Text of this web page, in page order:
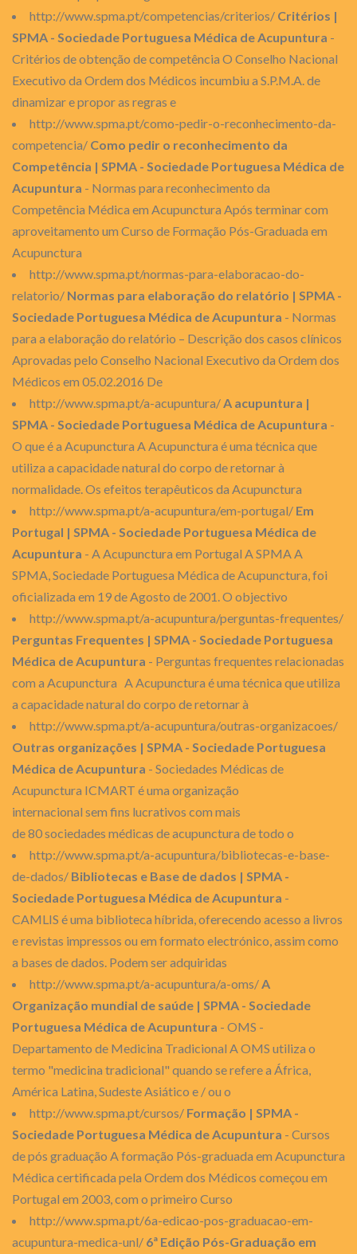
http://www.spma.pt/competencias/criterios/ Critérios |
SPMA - Sociedade Portuguesa Médica de Acupuntura -
Critérios de obtenção de competência O Conselho Nacional
Executivo da Ordem dos Médicos incumbiu a S.P.M.A. de
dinamizar e propor as regras e
http://www.spma.pt/como-pedir-o-reconhecimento-da-
competencia/ Como pedir o reconhecimento da
Competência | SPMA - Sociedade Portuguesa Médica de
Acupuntura - Normas para reconhecimento da
Competência Médica em Acupunctura Após terminar com
aproveitamento um Curso de Formação Pós-Graduada em
Acupunctura
http://www.spma.pt/normas-para-elaboracao-do-
relatorio/ Normas para elaboração do relatório | SPMA -
Sociedade Portuguesa Médica de Acupuntura - Normas
para a elaboração do relatório – Descrição dos casos clínicos
Aprovadas pelo Conselho Nacional Executivo da Ordem dos
Médicos em 05.02.2016 De
http://www.spma.pt/a-acupuntura/A acupuntura |
SPMA - Sociedade Portuguesa Médica de Acupuntura -
O que é a Acupunctura A Acupunctura é uma técnica que
utiliza a capacidade natural do corpo de retornar à
normalidade. Os efeitos terapêuticos da Acupunctura
http://www.spma.pt/a-acupuntura/em-portugal/ Em
Portugal | SPMA - Sociedade Portuguesa Médica de
Acupuntura - A Acupunctura em Portugal A SPMA A
SPMA, Sociedade Portuguesa Médica de Acupunctura, foi
oficializada em 19 de Agosto de 2001. O objectivo
http://www.spma.pt/a-acupuntura/perguntas-frequentes/
Perguntas Frequentes | SPMA - Sociedade Portuguesa
Médica de Acupuntura - Perguntas frequentes relacionadas
com a Acupunctura A Acupunctura é uma técnica que utiliza
a capacidade natural do corpo de retornar à
http://www.spma.pt/a-acupuntura/outras-organizacoes/
Outras organizações | SPMA - Sociedade Portuguesa
Médica de Acupuntura - Sociedades Médicas de
Acupunctura ICMART é uma organização
internacional sem fins lucrativos com mais
de 80 sociedades médicas de acupunctura de todo o
http://www.spma.pt/a-acupuntura/bibliotecas-e-base-
de-dados/ Bibliotecas e Base de dados | SPMA -
Sociedade Portuguesa Médica de Acupuntura -
CAMLIS é uma biblioteca híbrida, oferecendo acesso a livros
e revistas impressos ou em formato electrónico, assim como
a bases de dados. Podem ser adquiridas
http://www.spma.pt/a-acupuntura/a-oms/A
Organização mundial de saúde | SPMA - Sociedade
Portuguesa Médica de Acupuntura - OMS -
Departamento de Medicina Tradicional A OMS utiliza o
termo "medicina tradicional" quando se refere a África,
América Latina, Sudeste Asiático e / ou o
http://www.spma.pt/cursos/ Formação | SPMA -
Sociedade Portuguesa Médica de Acupuntura - Cursos
de pós graduação A formação Pós-graduada em Acupunctura
Médica certificada pela Ordem dos Médicos começou em
Portugal em 2003, com o primeiro Curso
http://www.spma.pt/6a-edicao-pos-graduacao-em-
acupuntura-medica-unl/ 6ª Edição Pós-Graduação em